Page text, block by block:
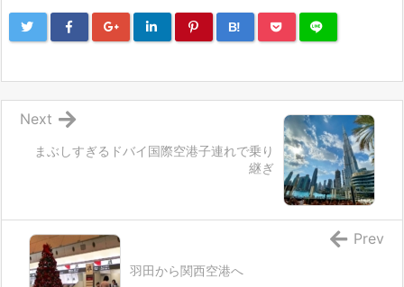
B!
まぶしすぎるドバイ国際空港子連れで乗り
継ぎ
Next
羽田から関西空港へ
Prev